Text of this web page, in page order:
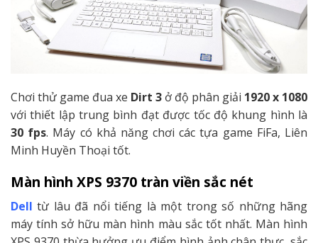
Chơi thử game đua xe Dirt 3 ở độ phân giải 1920 x 1080
với thiết lập trung bình đạt được tốc độ khung hình là
30 fps. Máy có khả năng chơi các tựa game FiFa, Liên
Minh Huyền Thoại tốt.
Màn hình XPS 9370 tràn viền sắc nét
Dell từ lâu đã nổi tiếng là một trong số những hãng
máy tính sở hữu màn hình màu sắc tốt nhất. Màn hình